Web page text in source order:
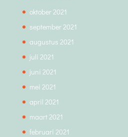
oktober 2021
september 2021
augustus 2021
juli 2021
juni 2021
mei 2021
april 2021
maart 2021
februari 2021